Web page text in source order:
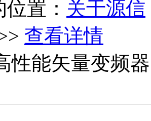
置： 关于源信
查看详情
性能矢量变频器